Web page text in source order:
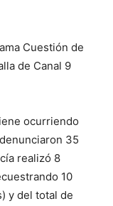
Cuestión de
de Canal 9
ocurriendo
35
realizó 8
10
y del total de